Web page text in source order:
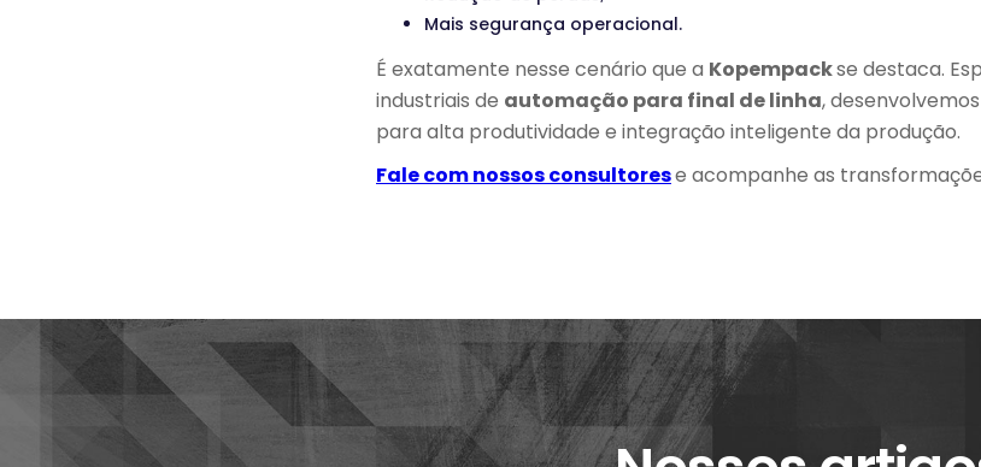
Mais segurança operacional.
É exatamente nesse cenário que a Kopempackse destaca.
industriais de automação para final de linha,
para alta produtividade e integração inteligente da produção.
Fale com nossos consultorese acompanhe as